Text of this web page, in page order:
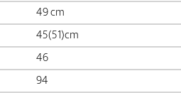
49 cm
45(51)cm
46
94